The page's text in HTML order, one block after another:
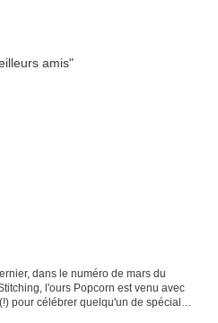
dans le numéro de mars du
l'ours Popcorn est venu avec
pour célébrer quelqu'un de spécial